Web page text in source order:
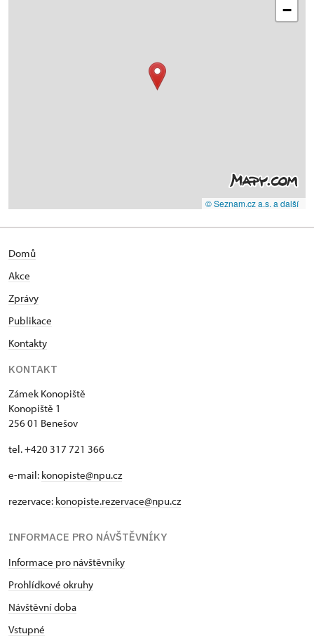
−
© Seznam.cz a.s. a další
Domů
Akce
Zprávy
Publikace
Kontakty
KONTAKT
Zámek Konopiště
Konopiště 1
256 01 Benešov
tel. +420 317 721 366
e-mail: konopiste@npu.cz
rezervace: konopiste.rezervace@npu.cz
INFORMACE PRO NÁVŠTĚVNÍKY
Informace pro návštěvníky
Prohlídkové okruhy
Návštěvní doba
Vstupné